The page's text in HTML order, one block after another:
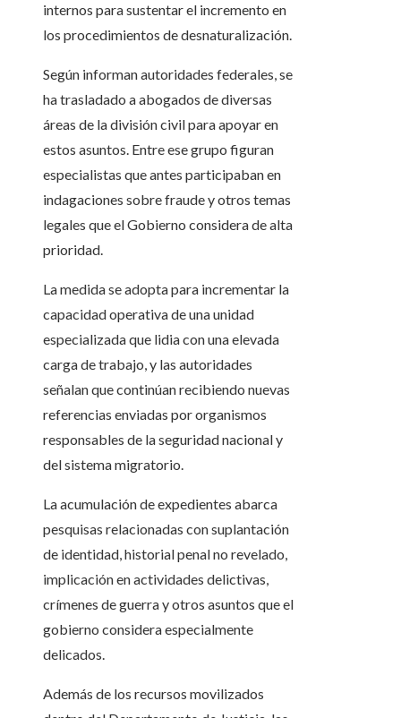
internos para sustentar el incremento en
los procedimientos de desnaturalización.
Según informan autoridades federales, se
ha trasladado a abogados de diversas
áreas de la división civil para apoyar en
estos asuntos. Entre ese grupo figuran
especialistas que antes participaban en
indagaciones sobre fraude y otros temas
legales que el Gobierno considera de alta
prioridad.
La medida se adopta para incrementar la
capacidad operativa de una unidad
especializada que lidia con una elevada
carga de trabajo, y las autoridades
señalan que continúan recibiendo nuevas
referencias enviadas por organismos
responsables de la seguridad nacional y
del sistema migratorio.
La acumulación de expedientes abarca
pesquisas relacionadas con suplantación
de identidad, historial penal no revelado,
implicación en actividades delictivas,
crímenes de guerra y otros asuntos que el
gobierno considera especialmente
delicados.
Además de los recursos movilizados